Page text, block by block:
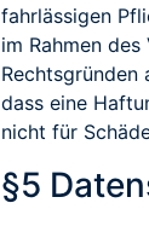
fahrlässigen
im Rahmen
Rechtsgründen
dass eine
nicht für
§5